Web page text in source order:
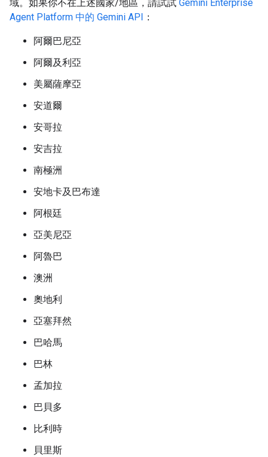
域。如果你不在上述國家/地區，請試試 Gemini Enterprise
Agent Platform 中的 Gemini API ：
阿爾巴尼亞
阿爾及利亞
美屬薩摩亞
安道爾
安哥拉
安吉拉
南極洲
安地卡及巴布達
阿根廷
亞美尼亞
阿魯巴
澳洲
奧地利
亞塞拜然
巴哈馬
巴林
孟加拉
巴貝多
比利時
貝里斯